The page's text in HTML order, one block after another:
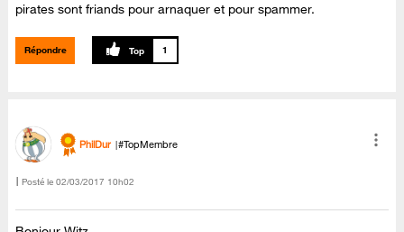
pirates sont friands pour arnaquer et pour spammer.
Répondre 1
PhilDur #TopMembre
Posté le ‎02/03/2017 10h02